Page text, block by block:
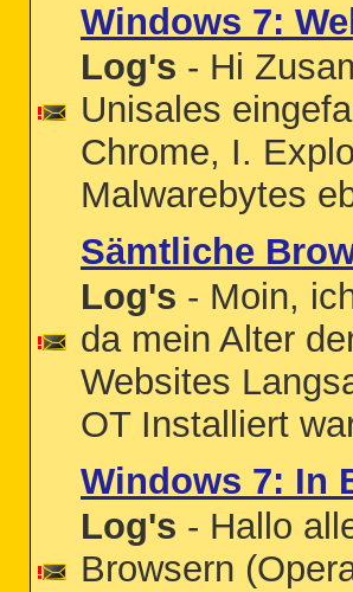
Windows 7:
Log's - Hi
Unisales
Chrome, I.
Malwarebytes
Sämtliche
Log's - Moin,
da mein Alter
Websites
OT Installiert
Windows 7: In
Log's - Hallo
Browsern